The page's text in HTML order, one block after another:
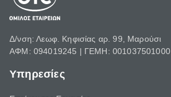
Δ/νση: Λεωφ. Κηφισίας αρ. 99, Μαρούσι
ΑΦΜ: 094019245 | ΓΕΜΗ: 001037501000
Υπηρεσίες